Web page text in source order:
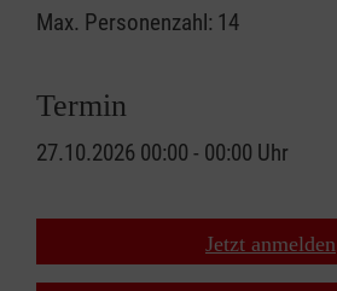
Max. Personenzahl: 14
Termin
27.10.2026 00:00 - 00:00 Uhr
Jetzt anmelden